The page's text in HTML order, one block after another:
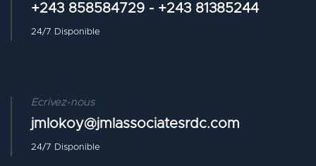
+243 858584729 - +243 81385244
24/7 Disponible
Ecrivez-nous
jmlokoy@jmlassociatesrdc.com
24/7 Disponible